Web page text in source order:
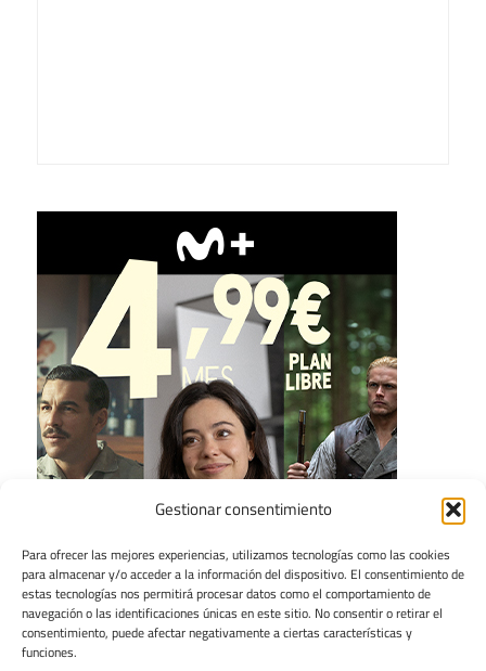
Gestionar consentimiento
Para ofrecer las mejores experiencias, utilizamos tecnologías como las cookies
para almacenar y/o acceder a la información del dispositivo. El consentimiento de
estas tecnologías nos permitirá procesar datos como el comportamiento de
navegación o las identificaciones únicas en este sitio. No consentir o retirar el
consentimiento, puede afectar negativamente a ciertas características y
funciones.